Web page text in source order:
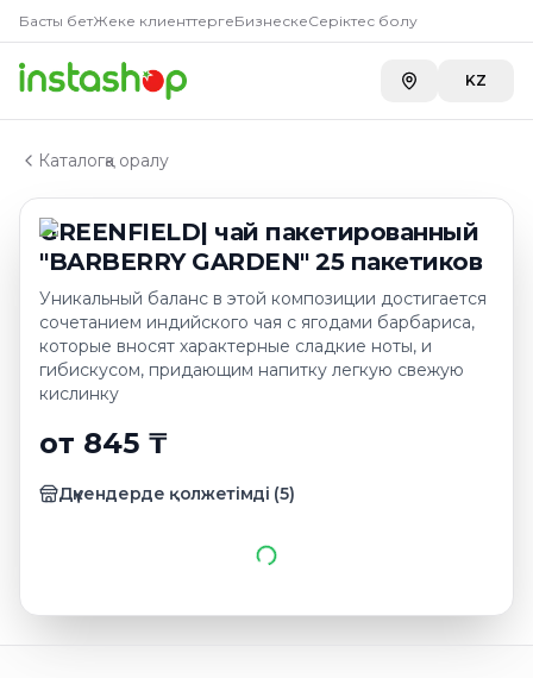
Басты бетЖеке клиенттергеБизнескеСеріктес болу
KZ
Каталогқа оралу
GREENFIELD| чай пакетированный
"BARBERRY GARDEN" 25 пакетиков
Уникальный баланс в этой композиции достигается
сочетанием индийского чая с ягодами барбариса,
которые вносят характерные сладкие ноты, и
гибискусом, придающим напитку легкую свежую
кислинку
от 845 ₸
Дүкендерде қолжетімді (5)
Главная
Каталог
Чай пакетированный
GREENFIELD| чай пакетированный "BARBERRY
КупитьGREENFIELD| чай
A-Store ADK River—